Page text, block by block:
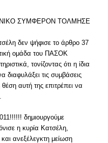
ΣΥΜΦΕΡΟΝ ΤΟΛΜΗΣΕ
δεν ψήφισε το άρθρο 37
ομάδα του ΠΑΣΟΚ
τονίζοντας ότι η ίδια
τις συμβάσεις
θέση αυτή της επιτρέπει να
δημιουργούμε
η κυρία Κατσέλη,
ανεξέλεγκτη μείωση